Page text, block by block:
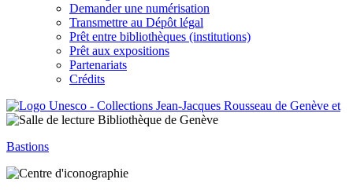
Demander une numérisation
Transmettre au Dépôt légal
Prêt entre bibliothèques (institutions)
Prêt aux expositions
Partenariats
Crédits
Bastions